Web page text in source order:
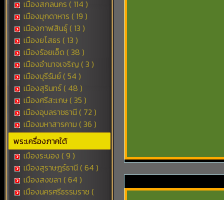
เมืองสกลนคร ( 114 )
เมืองมุกดาหาร ( 19 )
เมืองกาฬสินธุ์ ( 13 )
เมืองยโสธร ( 13 )
เมืองร้อยเอ็ด ( 38 )
เมืองอำนาจเจริญ ( 3 )
เมืองบุรีรัมย์ ( 54 )
เมืองสุรินทร์ ( 48 )
เมืองศรีสะเกษ ( 35 )
เมืองอุบลราชธานี ( 72 )
เมืองมหาสารคาม ( 36 )
พระเครื่องภาคใต้
เมืองระนอง ( 9 )
เมืองสุราษฎร์ธานี ( 64 )
เมืองสงขลา ( 64 )
เมืองนครศรีธรรมราช (